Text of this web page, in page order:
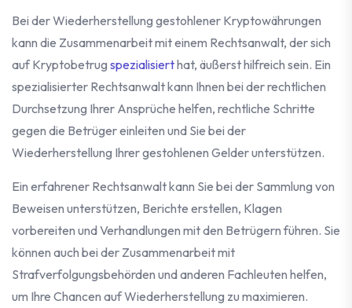
Bei der Wiederherstellung gestohlener Kryptowährungen
kann die Zusammenarbeit mit einem Rechtsanwalt, der sich
auf Kryptobetrug spezialisierthat, äußerst hilfreich sein. Ein
spezialisierter Rechtsanwalt kann Ihnen bei der rechtlichen
Durchsetzung Ihrer Ansprüche helfen, rechtliche Schritte
gegen die Betrüger einleiten und Sie bei der
Wiederherstellung Ihrer gestohlenen Gelder unterstützen.
Ein erfahrener Rechtsanwalt kann Sie bei der Sammlung von
Beweisen unterstützen, Berichte erstellen, Klagen
vorbereiten und Verhandlungen mit den Betrügern führen. Sie
können auch bei der Zusammenarbeit mit
Strafverfolgungsbehörden und anderen Fachleuten helfen,
um Ihre Chancen auf Wiederherstellung zu maximieren.